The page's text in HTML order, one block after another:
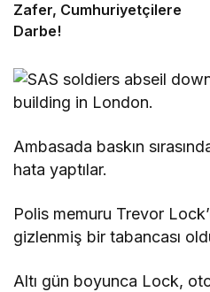
Zafer, Cumhuriyetçilere
Darbe!
Ambasada baskın
hata yaptılar.
Polis memuru Trevor
gizlenmiş bir tabancası
Altı gün boyunca Lock,